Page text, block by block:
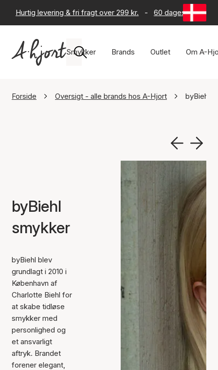
Hurtig levering & fri fragt over 299 kr. - 60 dages returret
Smykker Brands Outlet Om A-
Forside Oversigt - alle brands hos A-Hjort byBiehl
byBiehl
smykker
byBiehl blev
grundlagt i 2010 i
København af
Charlotte Biehl for
at skabe tidløse
smykker med
personlighed og
et ansvarligt
aftryk. Brandet
forener elegant,